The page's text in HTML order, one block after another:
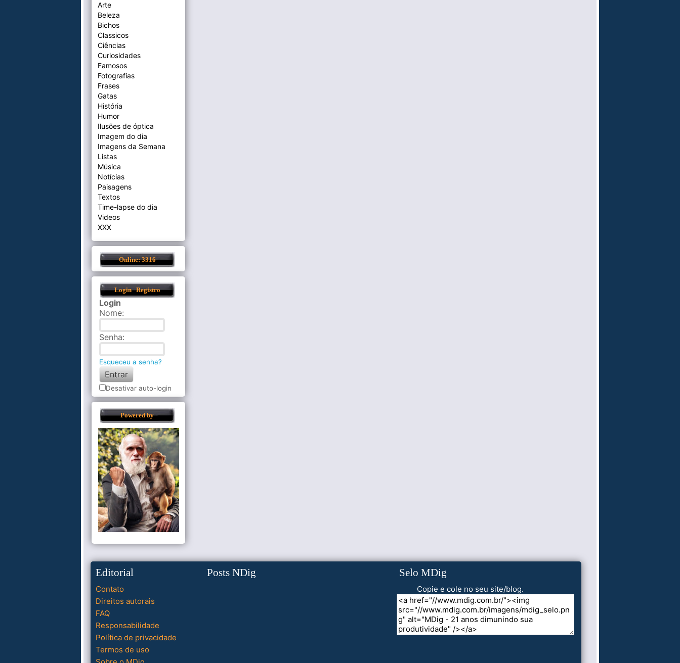
Arte
Beleza
Bichos
Classicos
Ciências
Curiosidades
Famosos
Fotografias
Frases
Gatas
História
Humor
Ilusões de óptica
Imagem do dia
Imagens da Semana
Listas
Música
Notícias
Paisagens
Textos
Time-lapse do dia
Videos
XXX
Online: 3316
Login Registro
Login
Nome:
Senha:
Esqueceu a senha?
Desativar auto-login
Powered by
Editorial
Contato
Direitos autorais
FAQ
Responsabilidade
Política de privacidade
Termos de uso
Posts NDig Selo MDig
Copie e cole no seu site/blog.